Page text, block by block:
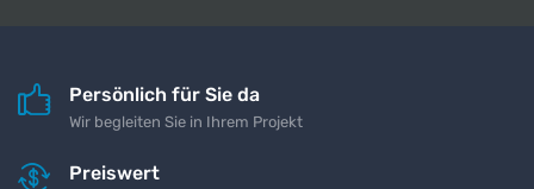
Persönlich für Sie da
Wir begleiten Sie in Ihrem Projekt
Preiswert